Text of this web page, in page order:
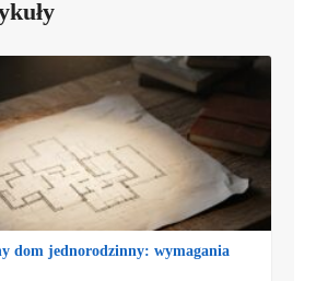
dom jednorodzinny: wymagania